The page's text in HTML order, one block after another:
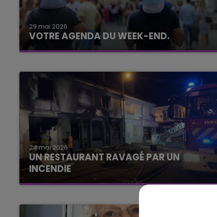
10h00 - 14h00
LE TICKET DE CAISSE
29 mai 2026
VOTRE AGENDA DU WEEK-END.
24 mai 2026
UN RESTAURANT RAVAGÉ PAR UN
INCENDIE